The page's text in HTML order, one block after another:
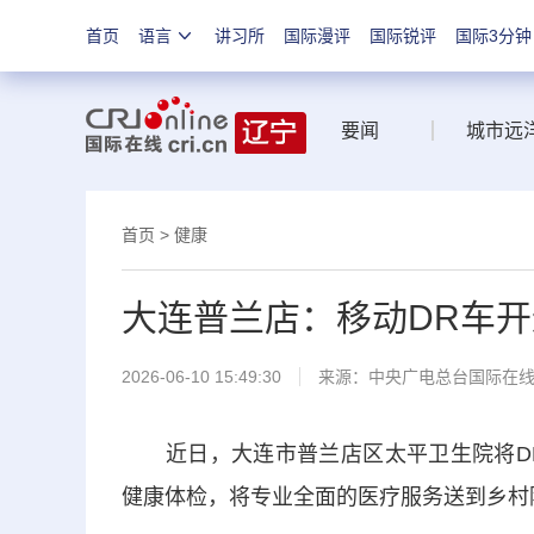
首页 语言 讲习所 国际漫评 国际锐评 国际3分钟
要闻 城市远
首页 > 健康
大连普兰店：移动DR车
2026-06-10 15:49:30 来源：中央广电总台国际在线
近日，大连市普兰店区太平卫生院将
健康体检，将专业全面的医疗服务送到乡